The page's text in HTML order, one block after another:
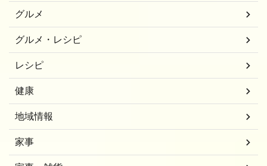
グルメ
グルメ・レシピ
レシピ
健康
地域情報
家事